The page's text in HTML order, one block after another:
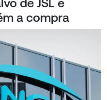
de JSL e
a compra